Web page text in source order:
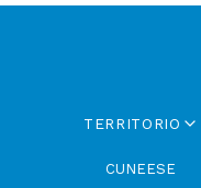
TERRITORIO
CUNEESE